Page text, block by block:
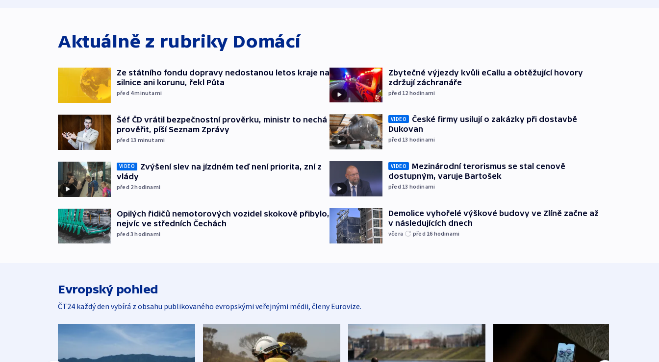
Aktuálně z rubriky Domácí
Ze státního fondu dopravy nedostanou letos kraje na
silnice ani korunu, řekl Půta
před 4minutami
Šéf ČD vrátil bezpečnostní prověrku, ministr to nechá
prověřit, píší Seznam Zprávy
před 13 minutami
VIDEO
Zvýšení slev na jízdném teď není priorita, zní z
vlády
před 2hodinami
Opilých řidičů nemotorových vozidel skokově přibylo,
nejvíc ve středních Čechách
před 3hodinami
Zbytečné výjezdy kvůli eCallu a obtěžující hovory
zdržují záchranáře
před 12 hodinami
VIDEO
České firmy usilují o zakázky při dostavbě
Dukovan
před 13 hodinami
VIDEO
Mezinárodní terorismus se stal cenově
dostupným, varuje Bartošek
před 13 hodinami
Demolice vyhořelé výškové budovy ve Zlíně začne až
v následujících dnech
včera před 16 hodinami
Evropský pohled
ČT24 každý den vybírá z obsahu publikovaného evropskými veřejnými médii, členy Eurovize.